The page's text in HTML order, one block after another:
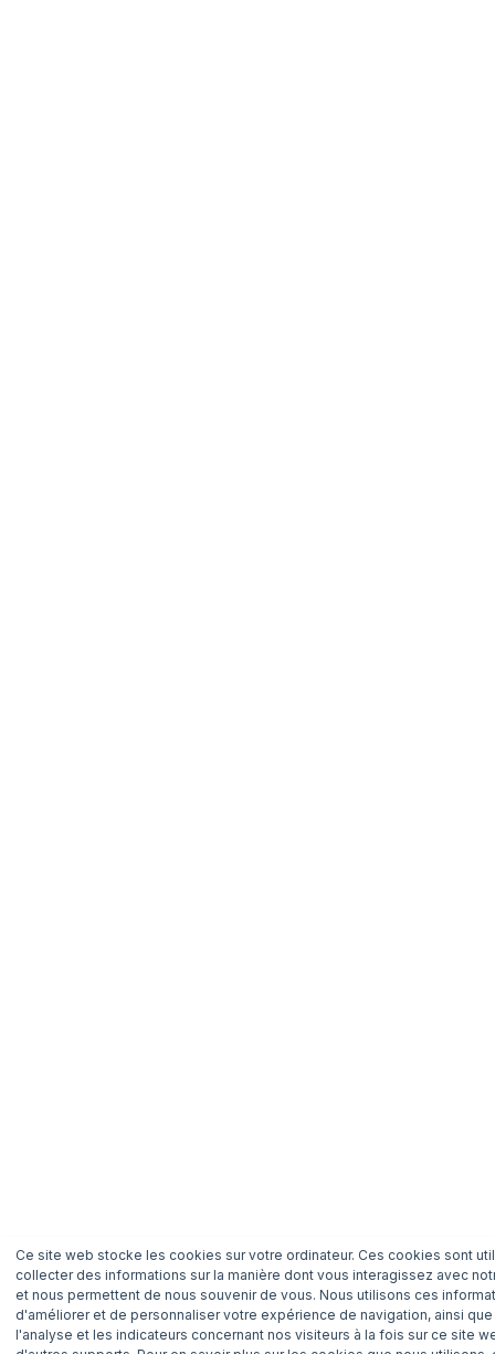
Ce site web stocke les cookies sur votre ordinateur. Ces cookies sont
collecter des informations sur la manière dont vous interagissez avec
et nous permettent de nous souvenir de vous. Nous utilisons ces
d'améliorer et de personnaliser votre expérience de navigation, ainsi
l'analyse et les indicateurs concernant nos visiteurs à la fois sur ce site